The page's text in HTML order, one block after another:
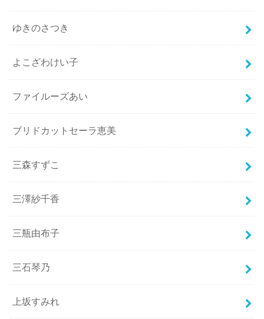
ゆきのさつき
よこざわけい子
ファイルーズあい
ブリドカットセーラ恵美
三森すずこ
三澤紗千香
三瓶由布子
三石琴乃
上坂すみれ